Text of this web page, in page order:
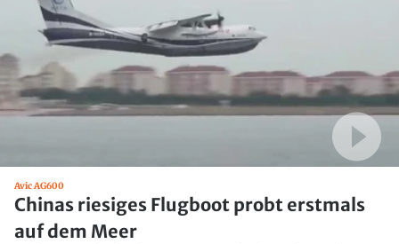
Avic AG600
Chinas riesiges Flugboot probt erstmals
auf dem Meer